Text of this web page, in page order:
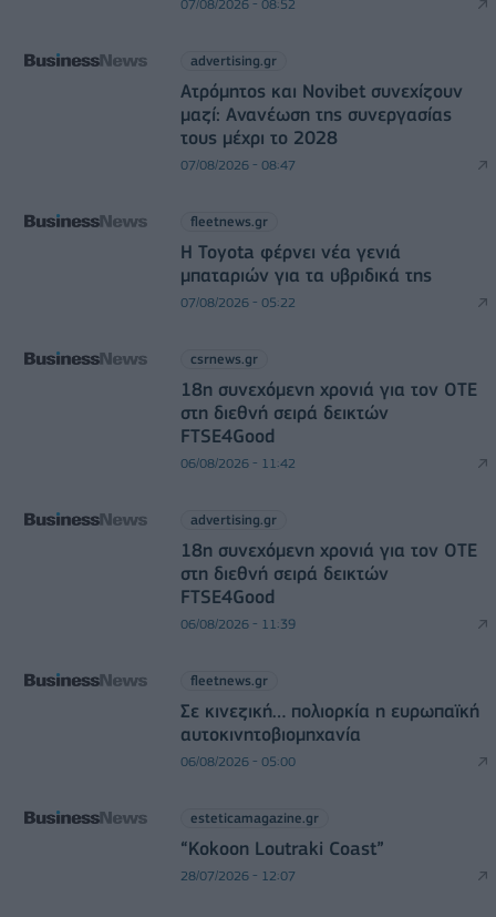
07/08/2026 - 08:52
advertising.gr
Ατρόμητος και Novibet συνεχίζουν
μαζί: Ανανέωση της συνεργασίας
τους μέχρι το 2028
07/08/2026 - 08:47
fleetnews.gr
Η Toyota φέρνει νέα γενιά
μπαταριών για τα υβριδικά της
07/08/2026 - 05:22
csrnews.gr
18η συνεχόμενη χρονιά για τον ΟΤΕ
στη διεθνή σειρά δεικτών
FTSE4Good
06/08/2026 - 11:42
advertising.gr
18η συνεχόμενη χρονιά για τον ΟΤΕ
στη διεθνή σειρά δεικτών
FTSE4Good
06/08/2026 - 11:39
fleetnews.gr
Σε κινεζική… πολιορκία η ευρωπαϊκή
αυτοκινητοβιομηχανία
06/08/2026 - 05:00
esteticamagazine.gr
“Kokoon Loutraki Coast”
28/07/2026 - 12:07